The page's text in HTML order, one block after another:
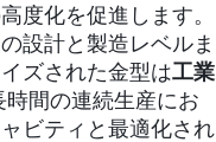
度化を促進します。
設計と製造レベルま
ズされた金型は工業
間の連続生産にお
ビティと最適化され